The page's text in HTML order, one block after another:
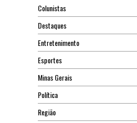
Colunistas
Destaques
Entretenimento
Esportes
Minas Gerais
Política
Região